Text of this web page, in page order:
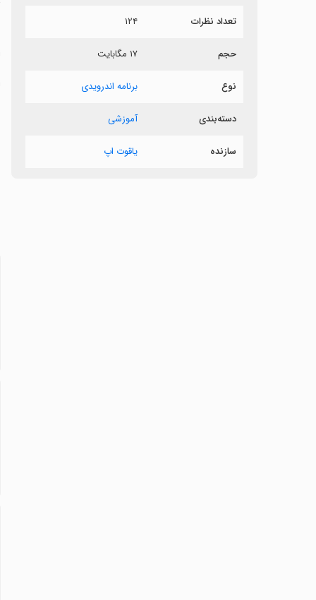
تعداد نظرات ۱۲۴
حجم ۱۷ مگابایت
نوع برنامه اندرویدی
دسته‌بندی آموزشی
سازنده یاقوت اپ